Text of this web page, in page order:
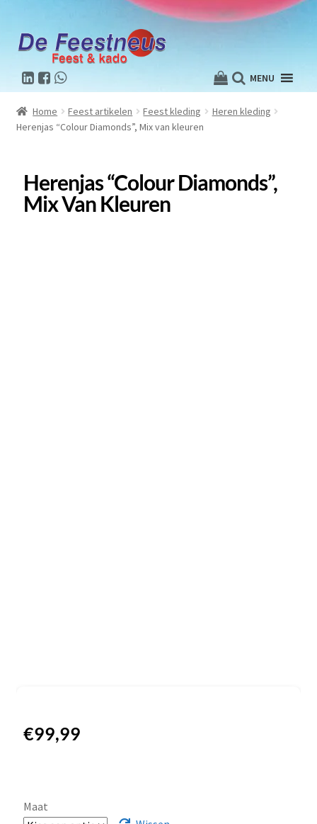
MENU
Home Feest artikelen Feest kleding
Heren kleding
Herenjas “Colour Diamonds”, Mix van kleuren
Herenjas “Colour Diamonds”,
Mix Van Kleuren
€99,99
Maat